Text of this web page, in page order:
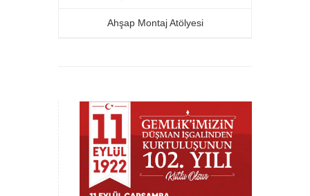
Ahşap Montaj Atölyesi